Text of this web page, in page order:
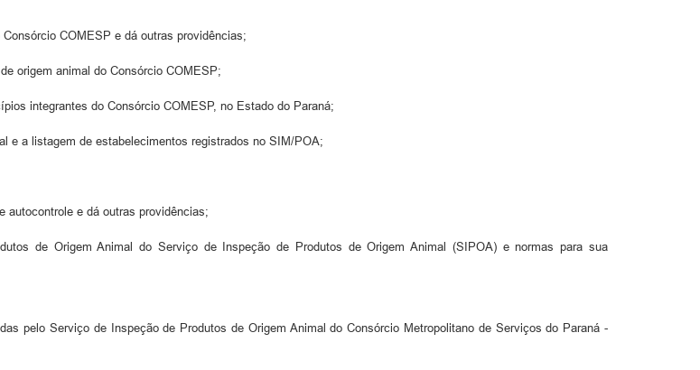
COMESP e dá outras providências;
origem animal do Consórcio COMESP;
integrantes do Consórcio COMESP, no Estado do Paraná;
e a listagem de estabelecimentos registrados no SIM/POA;
autocontrole e dá outras providências;
de Origem Animal do Serviço de Inspeção de Produtos de Origem Animal (SIPOA) e normas para sua
pelo Serviço de Inspeção de Produtos de Origem Animal do Consórcio Metropolitano de Serviços do Paraná -